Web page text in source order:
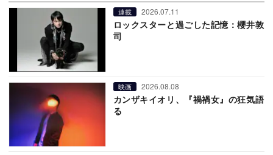
連載 2026.07.11
ロックスターと過ごした記憶：櫻井敦
司
映画 2026.08.08
カンザキイオリ、『禍禍女』の狂気語
る